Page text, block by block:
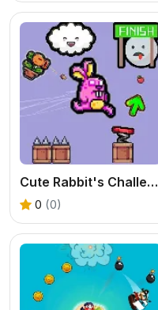
Cute Rabbit's Challenging Adventure
0 (0)